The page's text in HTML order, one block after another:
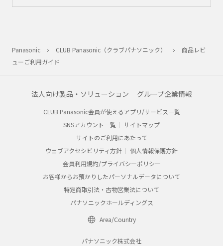
Panasonic CLUB Panasonic（クラブパナソニック）
商品レビ
ューご利用ガイド
法人向け製品・ソリューション グループ企業情報
CLUB Panasonic会員が使えるアプリ/サービス一覧
SNSアカウント一覧
サイトマップ
サイトのご利用にあたって
ウェブアクセシビリティ方針
個人情報保護方針
会員利用規約/プライバシーポリシー
お客様からお預かりしたパーソナルデータについて
特定商取引法・古物営業法について
パナソニックホールディングス
Area/Country
パナソニック株式会社